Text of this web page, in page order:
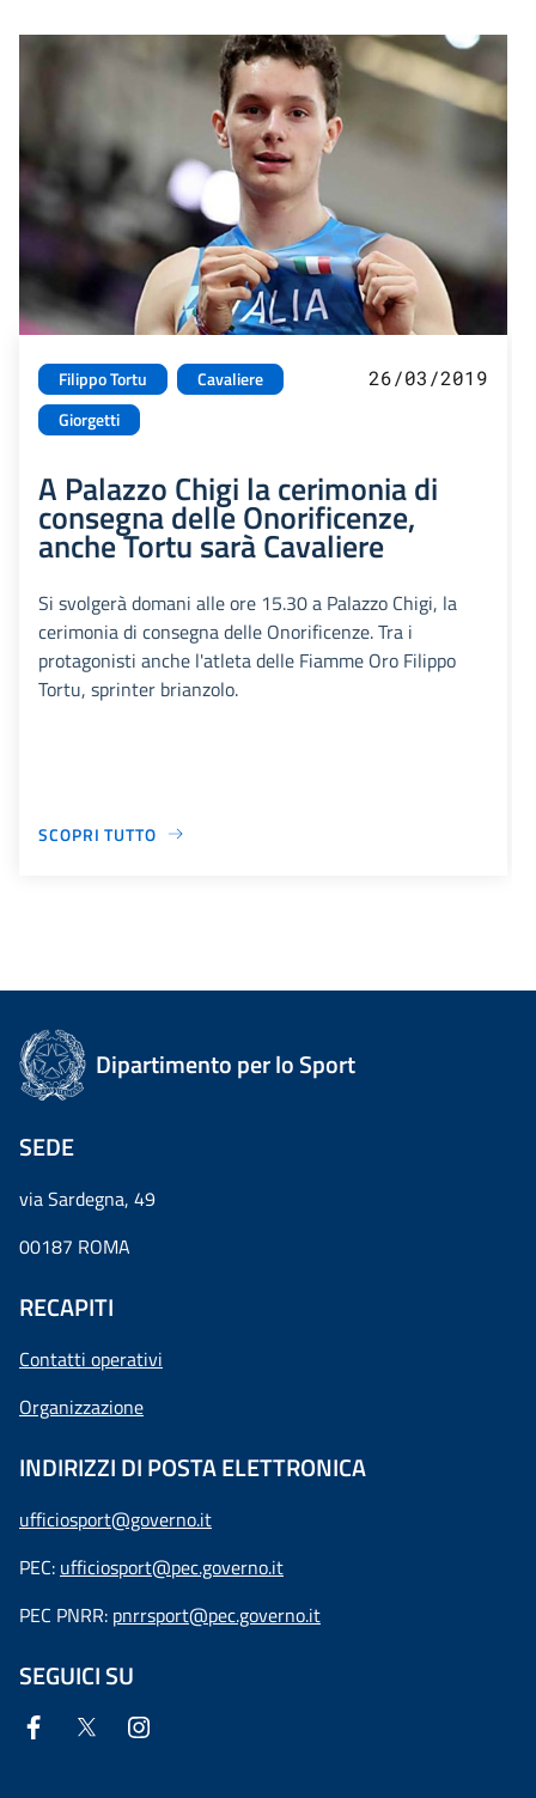
Filippo Tortu
Cavaliere
Giorgetti
26/03/2019
A Palazzo Chigi la cerimonia di
consegna delle Onorificenze,
anche Tortu sarà Cavaliere
Si svolgerà domani alle ore 15.30 a Palazzo Chigi, la
cerimonia di consegna delle Onorificenze. Tra i
protagonisti anche l'atleta delle Fiamme Oro Filippo
Tortu, sprinter brianzolo.
SCOPRI TUTTO
Dipartimento per lo Sport
SEDE
via Sardegna, 49
00187 ROMA
RECAPITI
Contatti operativi
Organizzazione
INDIRIZZI DI POSTA ELETTRONICA
ufficiosport@governo.it
PEC: ufficiosport@pec.governo.it
PEC PNRR: pnrrsport@pec.governo.it
SEGUICI SU